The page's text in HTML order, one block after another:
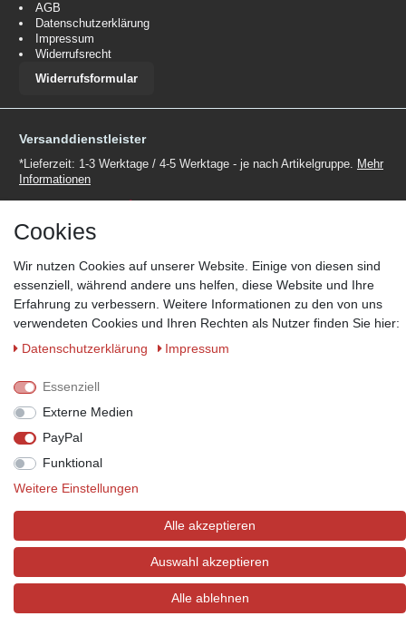
AGB
Datenschutzerklärung
Impressum
Widerrufsrecht
Widerrufsformular
Versanddienstleister
*Lieferzeit: 1-3 Werktage / 4-5 Werktage - je nach Artikelgruppe. Mehr
Informationen
Zahlungsmöglichkeiten
Wir behalten uns das Recht vor im Einzelfall bestimmte
siehe Artikeldetails.
Cookies
Wir nutzen Cookies auf unserer Website. Einige von diesen sind
essenziell, während andere uns helfen, diese Website und Ihre
Erfahrung zu verbessern. Weitere Informationen zu den von uns
verwendeten Cookies und Ihren Rechten als Nutzer finden Sie hier:
Daten­schutz­erklärung
Impressum
Essenziell
Externe Medien
PayPal
Funktional
Weitere Einstellungen
Alle akzeptieren
Auswahl akzeptieren
Alle ablehnen